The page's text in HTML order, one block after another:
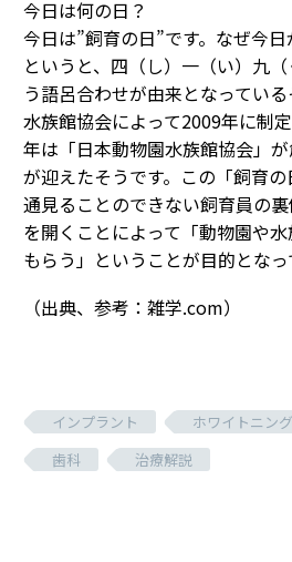
今日は何の日？
今日は”飼育の日”です。なぜ今
というと、四（し）一（い）九
う語呂合わせが由来となってい
水族館協会によって2009年に制
年は「日本動物園水族館協会」
が迎えたそうです。この「飼育
通見ることのできない飼育員の
を開くことによって「動物園や
もらう」ということが目的となっ
（出典、参考：雑学.com）
インプラント ホワイトニング
歯科
治療解説